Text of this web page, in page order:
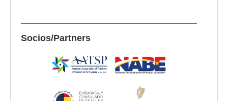
Socios/Partners